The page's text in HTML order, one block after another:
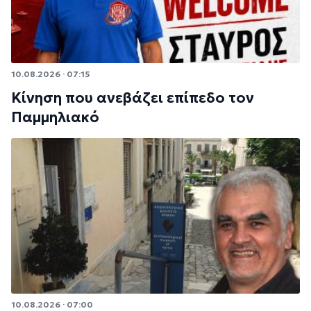
10.08.2026 · 07:15
Κίνηση που ανεβάζει επίπεδο τον
Παμμηλιακό
10.08.2026 · 07:00